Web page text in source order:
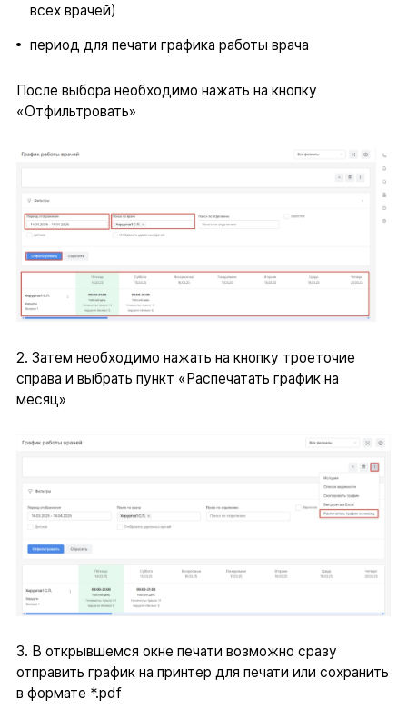
всех врачей)
период для печати графика работы врача
После выбора необходимо нажать на кнопку
«Отфильтровать»
2. Затем необходимо нажать на кнопку троеточие
справа и выбрать пункт «Распечатать график на
месяц»
3. В открывшемся окне печати возможно сразу
отправить график на принтер для печати или сохранить
в формате *.pdf